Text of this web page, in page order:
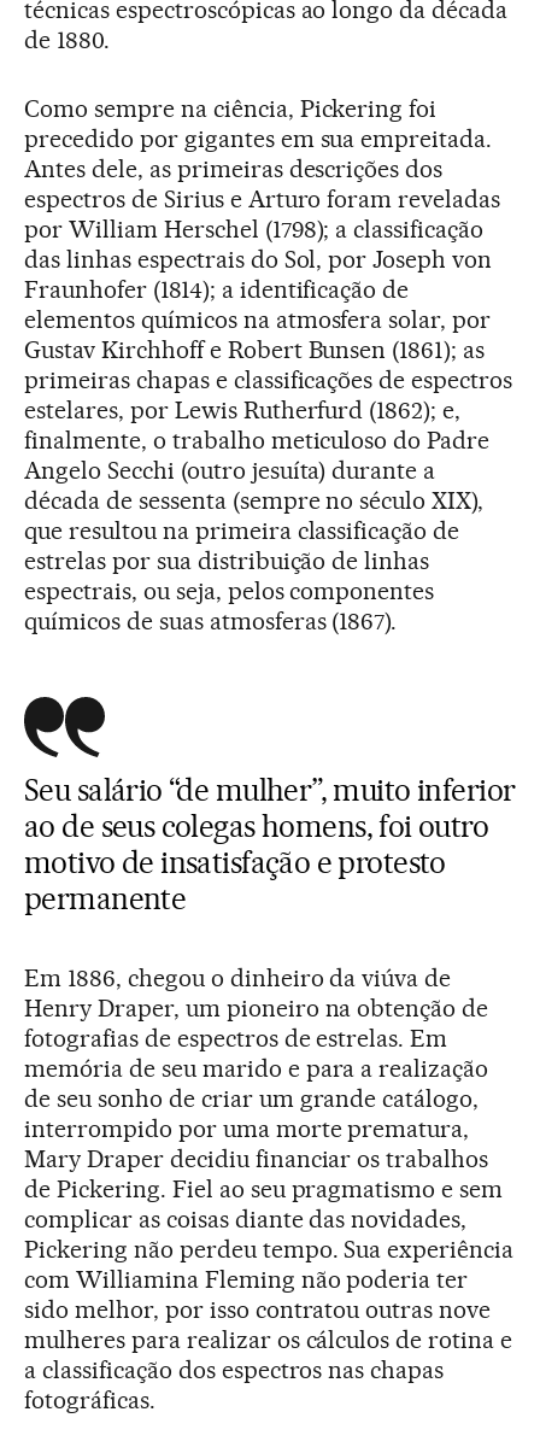
técnicas espectroscópicas ao longo da década
de 1880.
Como sempre na ciência, Pickering foi
precedido por gigantes em sua empreitada.
Antes dele, as primeiras descrições dos
espectros de Sirius e Arturo foram reveladas
por William Herschel (1798); a classificação
das linhas espectrais do Sol, por Joseph von
Fraunhofer (1814); a identificação de
elementos químicos na atmosfera solar, por
Gustav Kirchhoff e Robert Bunsen (1861); as
primeiras chapas e classificações de espectros
estelares, por Lewis Rutherfurd (1862); e,
finalmente, o trabalho meticuloso do Padre
Angelo Secchi (outro jesuíta) durante a
década de sessenta (sempre no século XIX),
que resultou na primeira classificação de
estrelas por sua distribuição de linhas
espectrais, ou seja, pelos componentes
químicos de suas atmosferas (1867).
Seu salário “de mulher”, muito inferior
ao de seus colegas homens, foi outro
motivo de insatisfação e protesto
permanente
Em 1886, chegou o dinheiro da viúva de
Henry Draper, um pioneiro na obtenção de
fotografias de espectros de estrelas. Em
memória de seu marido e para a realização
de seu sonho de criar um grande catálogo,
interrompido por uma morte prematura,
Mary Draper decidiu financiar os trabalhos
de Pickering. Fiel ao seu pragmatismo e sem
complicar as coisas diante das novidades,
Pickering não perdeu tempo. Sua experiência
com Williamina Fleming não poderia ter
sido melhor, por isso contratou outras nove
mulheres para realizar os cálculos de rotina e
a classificação dos espectros nas chapas
fotográficas.